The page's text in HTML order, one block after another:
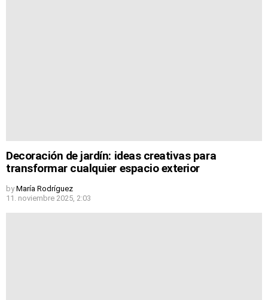
Decoración de jardín: ideas creativas para
transformar cualquier espacio exterior
by María Rodríguez
11. noviembre 2025, 2:03